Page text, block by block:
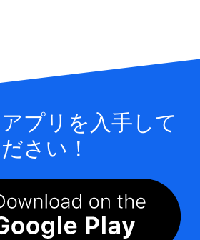
プリを入手して
さい！